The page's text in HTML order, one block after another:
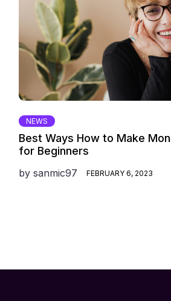
NEWS
Best Ways How to Make
for Beginners
by sanmic97 FEBRUARY 6, 2023